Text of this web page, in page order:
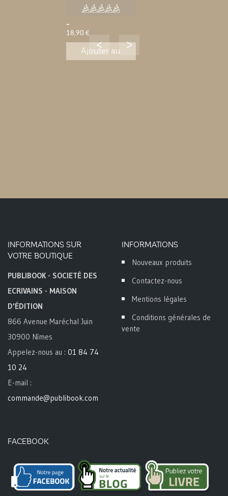
-
18,90 €
Ajouter au
INFORMATIONS SUR
VOTRE BOUTIQUE
PUBLIBOOK - SOCIETÉ DES
ECRIVAINS - MAISON
D'ÉDITION
866 Avenue Maréchal Juin
30900 Nîmes
Appelez-nous au : 01 84 74
10 24
E-mail :
commande@publibook.com
INFORMATIONS
Nouveaux produits
Contactez-nous
Mentions légales
Conditions générales de
vente
FACEBOOK